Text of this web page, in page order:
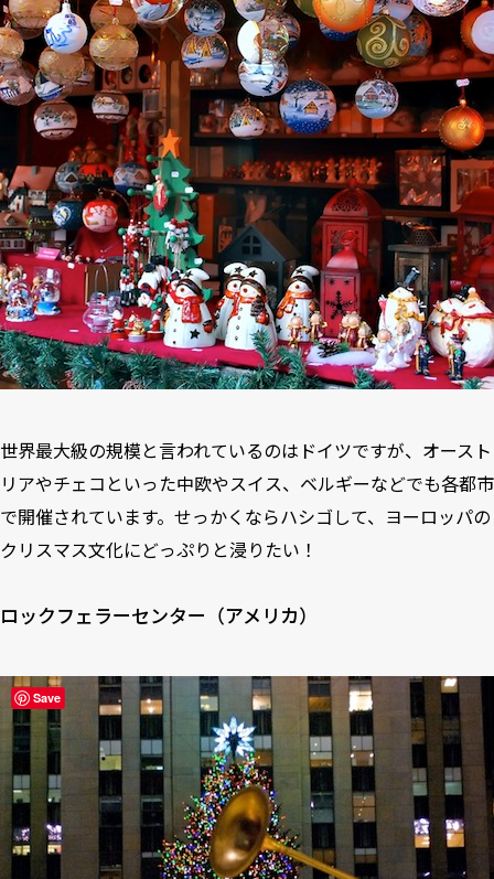
世界最大級の規模と言われているのはドイツですが、オースト
リアやチェコといった中欧やスイス、ベルギーなどでも各都市
で開催されています。せっかくならハシゴして、ヨーロッパの
クリスマス文化にどっぷりと浸りたい！
ロックフェラーセンター（アメリカ）
Save